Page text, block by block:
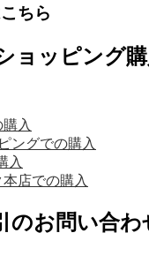
ちら
ョッピング
入
ングでの購入
入
店での購入
のお問い合